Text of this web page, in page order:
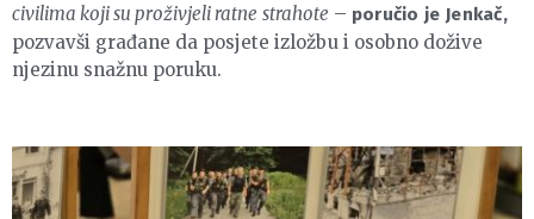
civilima koji su proživjeli ratne strahote – poručio je Jenkač,
pozvavši građane da posjete izložbu i osobno dožive
njezinu snažnu poruku.